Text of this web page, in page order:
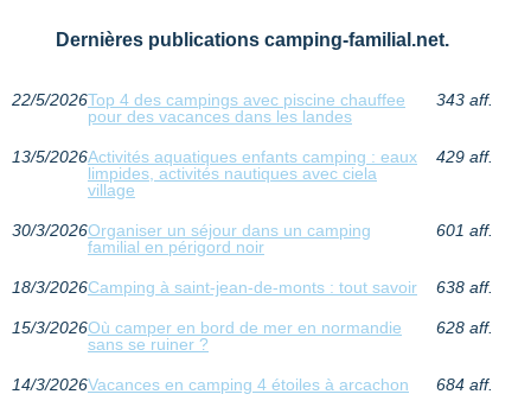
Dernières publications camping-familial.net.
22/5/2026Top 4 des campings avec piscine chauffee
pour des vacances dans les landes
343 aff.
13/5/2026Activités aquatiques enfants camping : eaux
limpides, activités nautiques avec ciela
village
429 aff.
30/3/2026Organiser un séjour dans un camping
familial en périgord noir
601 aff.
18/3/2026Camping à saint-jean-de-monts : tout savoir 638 aff.
15/3/2026Où camper en bord de mer en normandie
sans se ruiner ?
628 aff.
14/3/2026Vacances en camping 4 étoiles à arcachon 684 aff.